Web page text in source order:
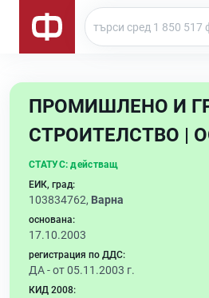
ПРОМИШЛЕНО И
СТРОИТЕЛСТВО |
СТАТУС: действащ
ЕИК, град:
103834762, Варна
основана:
17.10.2003
регистрация по ДДС:
ДА - от 05.11.2003 г.
КИД 2008: